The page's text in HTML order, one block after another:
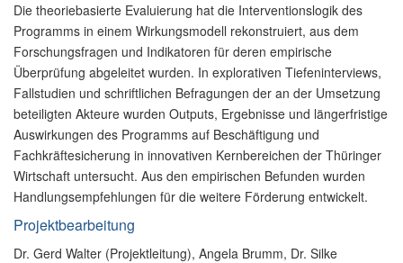
Die theoriebasierte Evaluierung hat die Interventionslogik des
Programms in einem Wirkungsmodell rekonstruiert, aus dem
Forschungsfragen und Indikatoren für deren empirische
Überprüfung abgeleitet wurden. In explorativen Tiefeninterviews,
Fallstudien und schriftlichen Befragungen der an der Umsetzung
beteiligten Akteure wurden Outputs, Ergebnisse und längerfristige
Auswirkungen des Programms auf Beschäftigung und
Fachkräftesicherung in innovativen Kernbereichen der Thüringer
Wirtschaft untersucht. Aus den empirischen Befunden wurden
Handlungsempfehlungen für die weitere Förderung entwickelt.
Projektbearbeitung
Dr. Gerd Walter (Projektleitung), Angela Brumm, Dr. Silke